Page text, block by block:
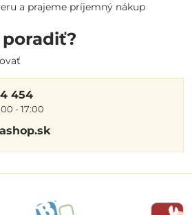
a prajeme príjemný nákup
454
- 17:00